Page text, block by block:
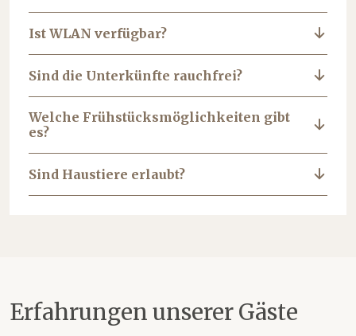
Ist WLAN verfügbar?
Sind die Unterkünfte rauchfrei?
Welche Frühstücksmöglichkeiten gibt
es?
Sind Haustiere erlaubt?
Erfahrungen unserer Gäste